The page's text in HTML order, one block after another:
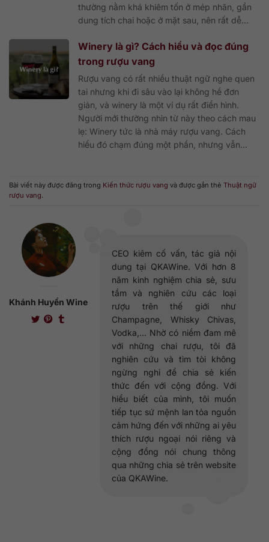
thường nằm khá khiêm tốn ở mép nhãn, gần
dung tích chai hoặc ở mặt sau, nên rất dễ...
Winery là gì? Cách hiểu và đọc đúng
trong rượu vang
Rượu vang có rất nhiều thuật ngữ nghe quen
tai nhưng khi đi sâu vào lại không hề đơn
giản, và winery là một ví dụ rất điển hình.
Người mới thường nhìn từ này theo cách mau
lẹ: Winery tức là nhà máy rượu vang. Cách
hiểu đó chạm đúng một phần, nhưng vẫn...
Bài viết này được đăng trong Kiến thức rượu vang và được gắn thẻ Thuật ngữ
rượu vang.
Khánh Huyền Wine
CEO kiêm cố vấn, tác giả nội
dung tại QKAWine. Với hơn 8
năm kinh nghiệm chia sẻ, sưu
tầm và nghiên cứu các loại
rượu trên thế giới như
Champagne, Whisky Chivas,
Vodka,... Nhờ có niềm đam mê
với những chai rượu, tôi đã
nghiên cứu và tìm tòi không
ngừng nghỉ để chia sẻ kiến
thức đến với cộng đồng. Với
hiểu biết của mình, tôi muốn
tiếp tục sứ mệnh lan tỏa nguồn
cảm hứng đến với những ai yêu
thích rượu ngoại nói riêng và
cộng đồng nói chung thông
qua những chia sẻ trên website
của QKAWine.